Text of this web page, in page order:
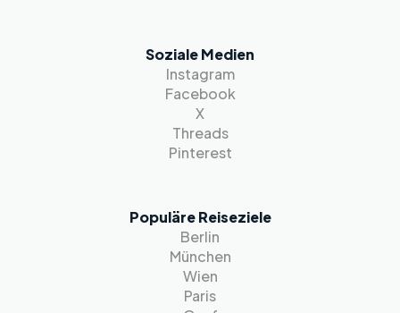
Soziale Medien
Instagram
Facebook
X
Threads
Pinterest
Populäre Reiseziele
Berlin
München
Wien
Paris